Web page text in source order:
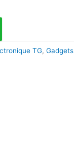
TG,Gadgets